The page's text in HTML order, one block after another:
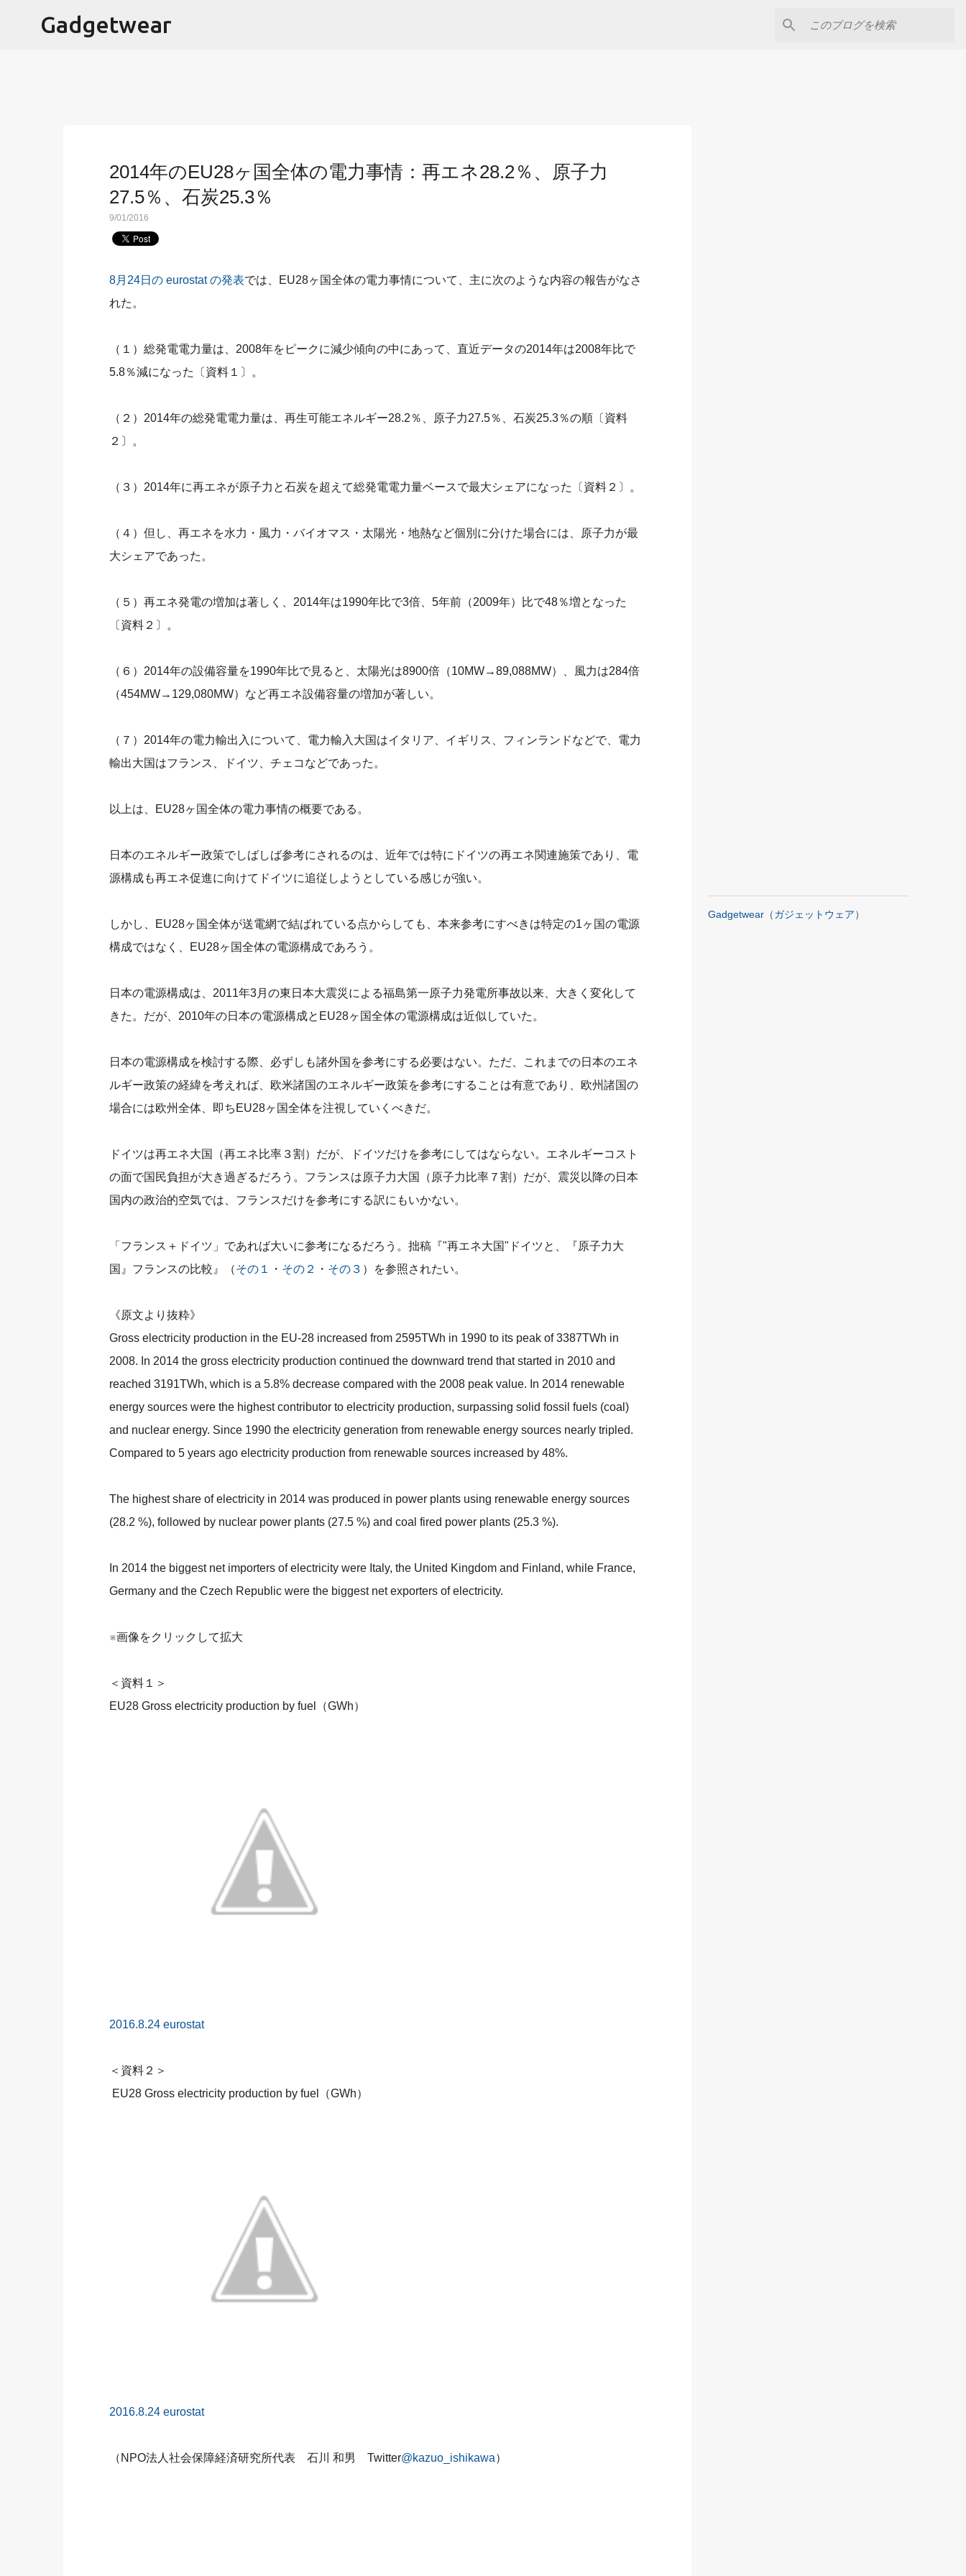
Gadgetwear
2014年のEU28ヶ国全体の電力事情：再エネ28.2％、原子力
27.5％、石炭25.3％
9/01/2016
8月24日の eurostat の発表では、EU28ヶ国全体の電力事情について、主に次のような内容の報告がなさ
れた。
（１）総発電電力量は、2008年をピークに減少傾向の中にあって、直近データの2014年は2008年比で
5.8％減になった〔資料１〕。
（２）2014年の総発電電力量は、再生可能エネルギー28.2％、原子力27.5％、石炭25.3％の順〔資料
２〕。
（３）2014年に再エネが原子力と石炭を超えて総発電電力量ベースで最大シェアになった〔資料２〕。
（４）但し、再エネを水力・風力・バイオマス・太陽光・地熱など個別に分けた場合には、原子力が最
大シェアであった。
（５）再エネ発電の増加は著しく、2014年は1990年比で3倍、5年前（2009年）比で48％増となった
〔資料２〕。
（６）2014年の設備容量を1990年比で見ると、太陽光は8900倍（10MW→89,088MW）、風力は284倍
（454MW→129,080MW）など再エネ設備容量の増加が著しい。
（７）2014年の電力輸出入について、電力輸入大国はイタリア、イギリス、フィンランドなどで、電力
輸出大国はフランス、ドイツ、チェコなどであった。
以上は、EU28ヶ国全体の電力事情の概要である。
日本のエネルギー政策でしばしば参考にされるのは、近年では特にドイツの再エネ関連施策であり、電
源構成も再エネ促進に向けてドイツに追従しようとしている感じが強い。
しかし、EU28ヶ国全体が送電網で結ばれている点からしても、本来参考にすべきは特定の1ヶ国の電源
構成ではなく、EU28ヶ国全体の電源構成であろう。
日本の電源構成は、2011年3月の東日本大震災による福島第一原子力発電所事故以来、大きく変化して
きた。だが、2010年の日本の電源構成とEU28ヶ国全体の電源構成は近似していた。
日本の電源構成を検討する際、必ずしも諸外国を参考にする必要はない。ただ、これまでの日本のエネ
ルギー政策の経緯を考えれば、欧米諸国のエネルギー政策を参考にすることは有意であり、欧州諸国の
場合には欧州全体、即ちEU28ヶ国全体を注視していくべきだ。
ドイツは再エネ大国（再エネ比率３割）だが、ドイツだけを参考にしてはならない。エネルギーコスト
の面で国民負担が大き過ぎるだろう。フランスは原子力大国（原子力比率７割）だが、震災以降の日本
国内の政治的空気では、フランスだけを参考にする訳にもいかない。
「フランス＋ドイツ」であれば大いに参考になるだろう。拙稿『"再エネ大国"ドイツと、『原子力大
国』フランスの比較』（その１ ・ その２ ・ その３ ）を参照されたい。
《原文より抜粋》
Gross electricity production in the EU-28 increased from 2595TWh in 1990 to its peak of 3387TWh in
2008. In 2014 the gross electricity production continued the downward trend that started in 2010 and
reached 3191TWh, which is a 5.8% decrease compared with the 2008 peak value. In 2014 renewable
energy sources were the highest contributor to electricity production, surpassing solid fossil fuels (coal)
and nuclear energy. Since 1990 the electricity generation from renewable energy sources nearly tripled.
Compared to 5 years ago electricity production from renewable sources increased by 48%.
The highest share of electricity in 2014 was produced in power plants using renewable energy sources
(28.2 %), followed by nuclear power plants (27.5 %) and coal fired power plants (25.3 %).
In 2014 the biggest net importers of electricity were Italy, the United Kingdom and Finland, while France,
Germany and the Czech Republic were the biggest net exporters of electricity.
※画像をクリックして拡大
＜資料１＞
EU28 Gross electricity production by fuel（GWh）
2016.8.24 eurostat
＜資料２＞
EU28 Gross electricity production by fuel（GWh）
2016.8.24 eurostat
（NPO法人社会保障経済研究所代表 石川 和男 Twitter@kazuo_ishikawa）
Gadgetwear（ガジェットウェア）